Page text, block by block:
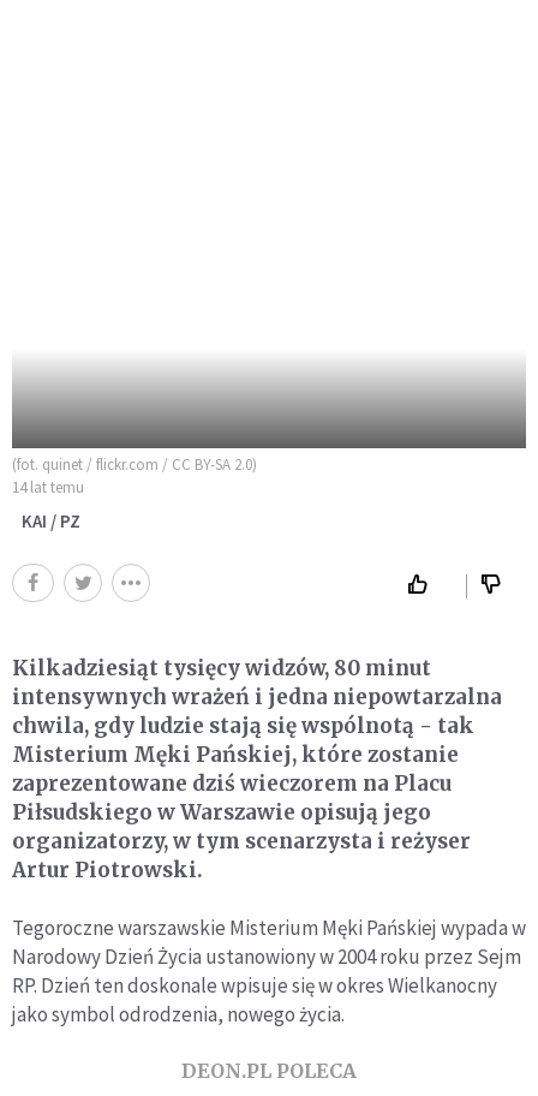
(fot. quinet / flickr.com / CC BY-SA 2.0)
14 lat temu
KAI / PZ
Kilkadziesiąt tysięcy widzów, 80 minut
intensywnych wrażeń i jedna niepowtarzalna
chwila, gdy ludzie stają się wspólnotą - tak
Misterium Męki Pańskiej, które zostanie
zaprezentowane dziś wieczorem na Placu
Piłsudskiego w Warszawie opisują jego
organizatorzy, w tym scenarzysta i reżyser
Artur Piotrowski.
Tegoroczne warszawskie Misterium Męki Pańskiej wypada w
Narodowy Dzień Życia ustanowiony w 2004 roku przez Sejm
RP. Dzień ten doskonale wpisuje się w okres Wielkanocny
jako symbol odrodzenia, nowego życia.
DEON.PL POLECA